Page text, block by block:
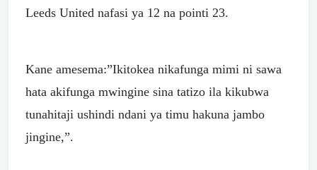
Leeds United nafasi ya 12 na pointi 23.
Kane amesema:”Ikitokea nikafunga mimi ni sawa
hata akifunga mwingine sina tatizo ila kikubwa
tunahitaji ushindi ndani ya timu hakuna jambo
jingine,”.